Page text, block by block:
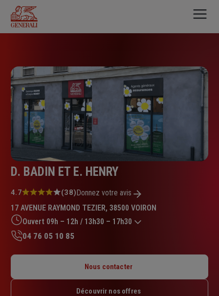
contenu
principal
D. BADIN ET E. HENRY
Note
4.7
sur
5
étoiles
4.7 (38)Donnez votre avis
17 AVENUE RAYMOND TEZIER, 38500 VOIRON
Ouvert 09h – 12h / 13h30 – 17h30
Mardi : 09h – 12h / 13h30 – 17h30
Jeudi : 09h – 12h / 13h30 – 17h30
04 76 05 10 85
Nous contacter
Découvrir nos offres